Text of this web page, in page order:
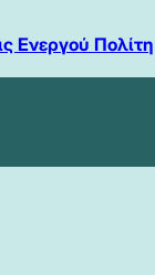
Ενεργού Πολίτη